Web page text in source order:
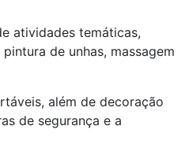
atividades temáticas,
de unhas, massagem
além de decoração
de segurança e a